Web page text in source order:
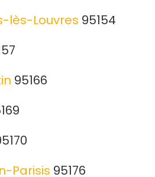
lès-Louvres 95154
95166
Parisis 95176